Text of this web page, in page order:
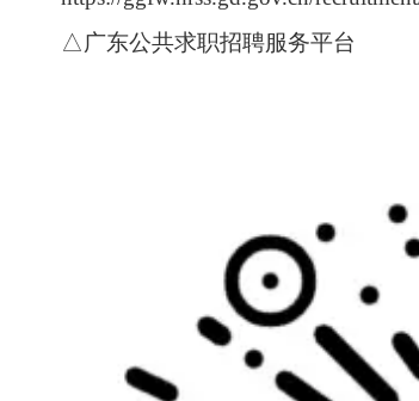
△广东公共求职招聘服务平台